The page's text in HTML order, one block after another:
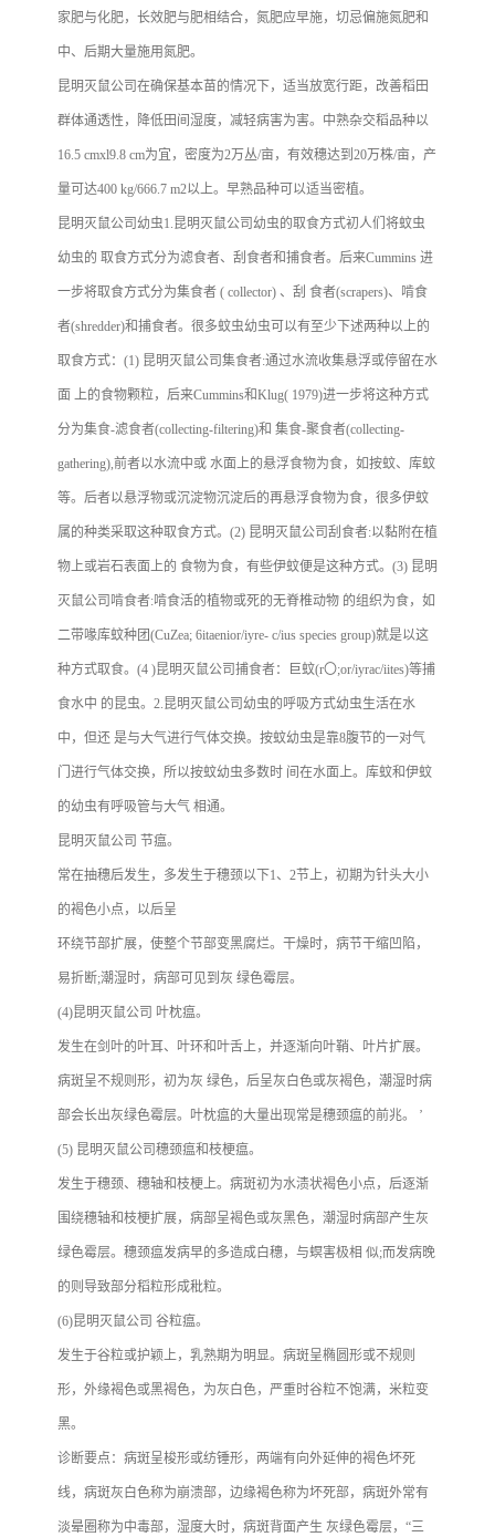
家肥与化肥，长效肥与肥相结合，氮肥应早施，切忌偏施氮肥和
中、后期大量施用氮肥。
昆明灭鼠公司在确保基本苗的情况下，适当放宽行距，改善稻田
群体通透性，降低田间湿度，减轻病害为害。中熟杂交稻品种以
16.5 cmxl9.8 cm为宜，密度为2万丛/亩，有效穗达到20万株/亩，产
量可达400 kg/666.7 m2以上。早熟品种可以适当密植。
昆明灭鼠公司幼虫1.昆明灭鼠公司幼虫的取食方式初人们将蚊虫
幼虫的 取食方式分为滤食者、刮食者和捕食者。后来Cum­mins 进
一步将取食方式分为集食者 ( collector) 、刮 食者(scrapers)、啃食
者(shredder)和捕食者。很多蚊虫幼虫可以有至少下述两种以上的
取食方式： (1) 昆明灭鼠公司集食者:通过水流收集悬浮或停留在水
面 上的食物颗粒，后来Cummins和Klug( 1979)进一步将这种方式
分为集食-滤食者(collecting-filtering)和 集食-聚食者(collecting-
gathering),前者以水流中或 水面上的悬浮食物为食，如按蚊、库蚊
等。后者以悬浮物或沉淀物沉淀后的再悬浮食物为食，很多伊蚊
属的种类采取这种取食方式。 (2) 昆明灭鼠公司刮食者:以黏附在植
物上或岩石表面上的 食物为食，有些伊蚊便是这种方式。 (3) 昆明
灭鼠公司啃食者:啃食活的植物或死的无脊椎动物 的组织为食，如
二带喙库蚊种团(CuZea; 6itaenior/iyre- c/ius species group)就是以这
种方式取食。 (4 )昆明灭鼠公司捕食者：巨蚊(r〇;or/iyrac/iites)等捕
食水中 的昆虫。 2.昆明灭鼠公司幼虫的呼吸方式幼虫生活在水
中，但还 是与大气进行气体交换。按蚊幼虫是靠8腹节的一对气
门进行气体交换，所以按蚊幼虫多数时 间在水面上。库蚊和伊蚊
的幼虫有呼吸管与大气 相通。
昆明灭鼠公司 节瘟。
常在抽穗后发生，多发生于穗颈以下1、2节上，初期为针头大小
的褐色小点，以后呈
环绕节部扩展，使整个节部变黑腐烂。干燥时，病节干缩凹陷，
易折断;潮湿时，病部可见到灰 绿色霉层。
(4)昆明灭鼠公司 叶枕瘟。
发生在剑叶的叶耳、叶环和叶舌上，并逐渐向叶鞘、叶片扩展。
病斑呈不规则形，初为灰 绿色，后呈灰白色或灰褐色，潮湿时病
部会长出灰绿色霉层。叶枕瘟的大量出现常是穗颈瘟的前兆。 ’
(5) 昆明灭鼠公司穗颈瘟和枝梗瘟。
发生于穗颈、穗轴和枝梗上。病斑初为水渍状褐色小点，后逐渐
围绕穗轴和枝梗扩展，病部呈褐色或灰黑色，潮湿时病部产生灰
绿色霉层。穗颈瘟发病早的多造成白穗，与螟害极相 似;而发病晚
的则导致部分稻粒形成秕粒。
(6)昆明灭鼠公司 谷粒瘟。
发生于谷粒或护颖上，乳熟期为明显。病斑呈椭圆形或不规则
形，外缘褐色或黑褐色，为灰白色，严重时谷粒不饱满，米粒变
黑。
诊断要点：病斑呈梭形或纺锤形，两端有向外延伸的褐色坏死
线，病斑灰白色称为崩溃部，边缘褐色称为坏死部，病斑外常有
淡晕圈称为中毒部，湿度大时，病斑背面产生 灰绿色霉层，“三